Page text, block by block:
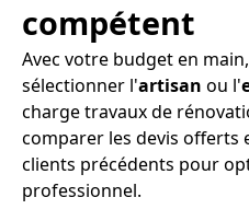
compétent
Avec votre budget en
sélectionner l'artisan ou l'
charge travaux de
comparer les devis offerts
clients précédents pour
professionnel.